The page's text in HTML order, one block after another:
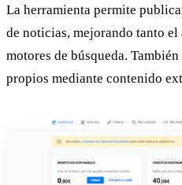
La herramienta permite
de noticias, mejorando tanto
motores de búsqueda.
propios mediante contenido